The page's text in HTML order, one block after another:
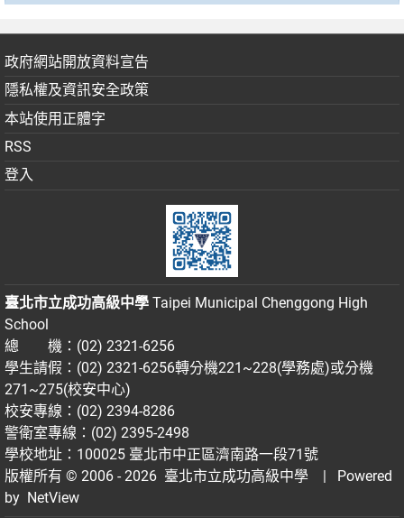
政府網站開放資料宣告
隱私權及資訊安全政策
本站使用正體字
RSS
登入
臺北市立成功高級中學 Taipei Municipal Chenggong High
School
總 機：(02) 2321-6256
學生請假：(02) 2321-6256轉分機221~228(學務處)或分機
271~275(校安中心)
校安專線：(02) 2394-8286
警衛室專線：(02) 2395-2498
學校地址：100025 臺北市中正區濟南路一段71號
版權所有 © 2006 - 2026 臺北市立成功高級中學
| Powered
by NetView